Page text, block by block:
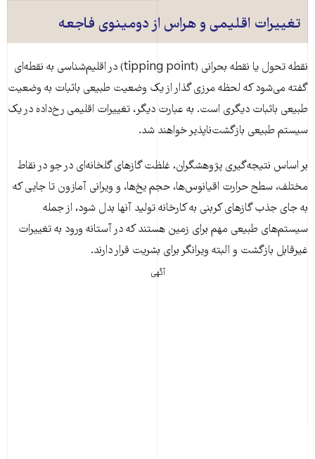
تغییرات اقلیمی و هراس از دومینوی فاجعه
نقطه تحول یا نقطه بحرانی (tipping point) در اقلیم‌شناسی به نقطه‌ای
گفته می‌شود که لحظه مرزی گذار از یک وضعیت طبیعی باثبات به وضعیت
طبیعی باثبات دیگری است. به عبارت دیگر، تغییرات اقلیمی رخ‌داده در یک
سیستم طبیعی بازگشت‌ناپذیر خواهند شد.
بر اساس نتیجه‌گیری پژوهشگران، غلظت گازهای گلخانه‌ای در جو در نقاط
مختلف، سطح حرارت اقیانوس‌ها، حجم یخ‌ها، و ویرانی آمازون تا جایی که
به جای جذب گازهای کربنی به کارخانه تولید آنها بدل شود، از جمله
سیستم‌های طبیعی مهم برای زمین هستند که در آستانه ورود به تغییرات
غیرقابل بازگشت و البته ویرانگر برای بشریت قرار دارند.
آگهی